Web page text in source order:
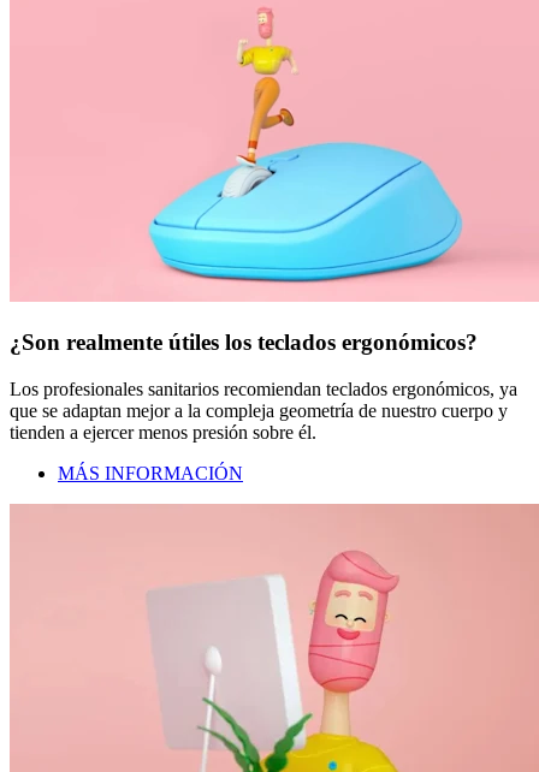
¿Son realmente útiles los teclados ergonómicos?
Los profesionales sanitarios recomiendan teclados ergonómicos, ya
que se adaptan mejor a la compleja geometría de nuestro cuerpo y
tienden a ejercer menos presión sobre él.
MÁS INFORMACIÓN